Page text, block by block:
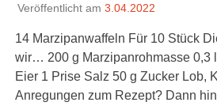
Veröffentlicht am 3.04.2022
14 Marzipanwaffeln Für 10 Stück
wir… 200 g Marzipanrohmasse 0,3
Eier 1 Prise Salz 50 g Zucker Lob,
Anregungen zum Rezept? Dann